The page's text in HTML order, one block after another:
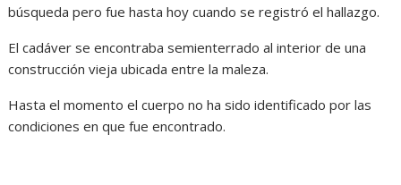
búsqueda pero fue hasta hoy cuando se registró el hallazgo.
El cadáver se encontraba semienterrado al interior de una
construcción vieja ubicada entre la maleza.
Hasta el momento el cuerpo no ha sido identificado por las
condiciones en que fue encontrado.